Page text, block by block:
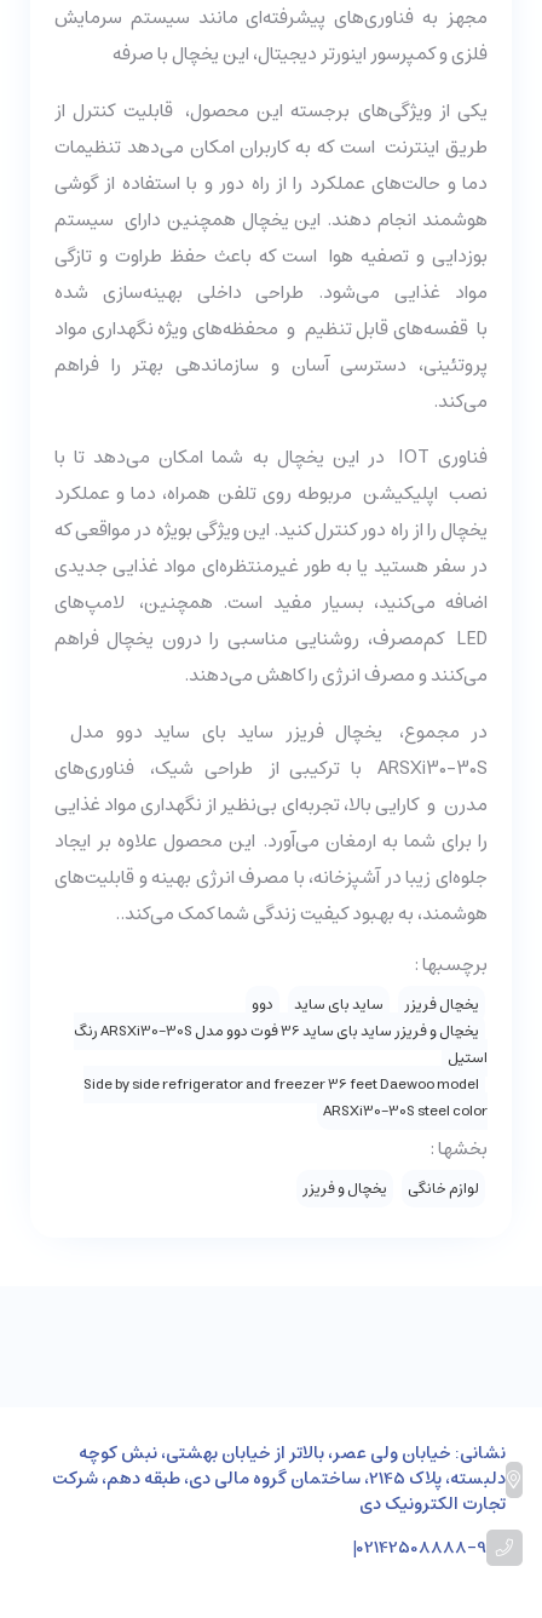
مجهز به فناوری‌های پیشرفته‌ای مانند سیستم سرمایش
فلزی و کمپرسور اینورتر دیجیتال، این یخچال با صرفه‌
یکی از ویژگی‌های برجسته این محصول، قابلیت کنترل از
طریق اینترنت است که به کاربران امکان می‌دهد تنظیمات
دما و حالت‌های عملکرد را از راه دور و با استفاده از گوشی
هوشمند انجام دهند. این یخچال همچنین دارای سیستم
بوزدایی و تصفیه هوا است که باعث حفظ طراوت و تازگی
مواد غذایی می‌شود. طراحی داخلی بهینه‌سازی شده
با قفسه‌های قابل تنظیم و محفظه‌های ویژه نگهداری مواد
پروتئینی، دسترسی آسان و سازماندهی بهتر را فراهم
می‌کند.
فناوری IOT در این یخچال به شما امکان می‌دهد تا با
نصب اپلیکیشن مربوطه روی تلفن همراه، دما و عملکرد
یخچال را از راه دور کنترل کنید. این ویژگی بویژه در مواقعی که
در سفر هستید یا به طور غیرمنتظره‌ای مواد غذایی جدیدی
اضافه می‌کنید، بسیار مفید است. همچنین، لامپ‌های
LED کم‌مصرف، روشنایی مناسبی را درون یخچال فراهم
می‌کنند و مصرف انرژی را کاهش می‌دهند.
در مجموع، یخچال فریزر ساید بای ساید دوو مدل
ARSXi30-30S با ترکیبی از طراحی شیک، فناوری‌های
مدرن و کارایی بالا، تجربه‌ای بی‌نظیر از نگهداری مواد غذایی
را برای شما به ارمغان می‌آورد. این محصول علاوه بر ایجاد
جلوه‌ای زیبا در آشپزخانه، با مصرف انرژی بهینه و قابلیت‌های
هوشمند، به بهبود کیفیت زندگی شما کمک می‌کند..
برچسبها :
یخچال فریزر ساید بای ساید
دوو
یخچال و فریزر ساید بای ساید 36 فوت دوو مدل ARSXi30-30S رنگ
استیل
Side by side refrigerator and freezer 36 feet Daewoo model
ARSXi30-30S steel color
بخشها :
لوازم خانگی یخچال و فریزر
نشانی: خیابان ولی عصر، بالاتر از خیابان بهشتی، نبش کوچه
دلبسته، پلاک 2145، ساختمان گروه مالی دی، طبقه دهم، شرکت
تجارت الکترونیک دی
02142508888-9
|